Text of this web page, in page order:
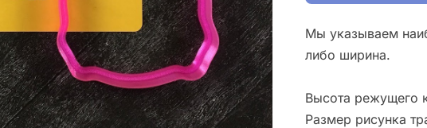
Мы указываем
либо ширина.
Высота режущего
Размер рисунка